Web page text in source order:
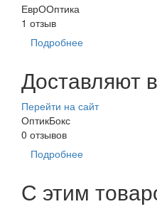
ЕврООптика
1 отзыв
Подробнее
Доставляют
Перейти на сайт
ОптикБокс
0 отзывов
Подробнее
С этим